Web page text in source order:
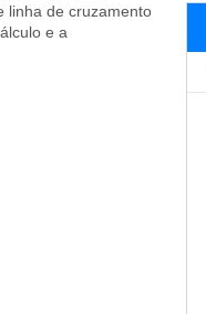
linha de cruzamento
e a